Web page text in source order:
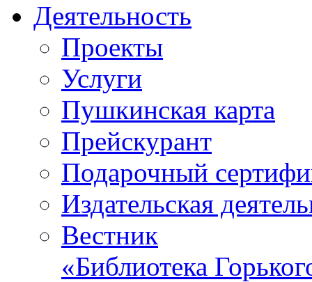
Деятельность
Проекты
Услуги
Пушкинская карта
Прейскурант
Подарочный
Издательская
Вестник
«Библиотека